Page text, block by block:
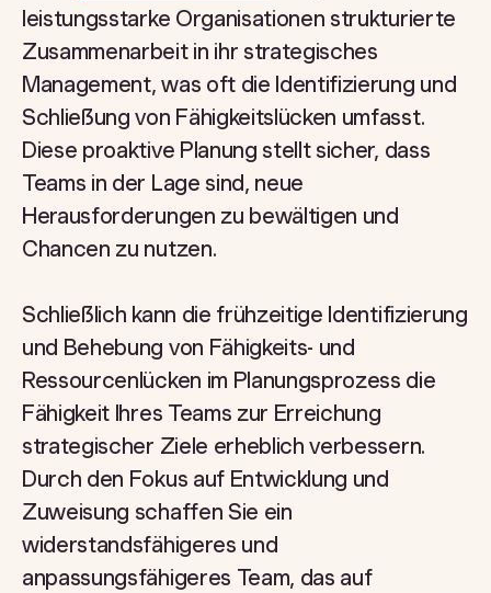
leistungsstarke Organisationen strukturierte
Zusammenarbeit in ihr strategisches
Management, was oft die Identifizierung und
Schließung von Fähigkeitslücken umfasst.
Diese proaktive Planung stellt sicher, dass
Teams in der Lage sind, neue
Herausforderungen zu bewältigen und
Chancen zu nutzen.
Schließlich kann die frühzeitige Identifizierung
und Behebung von Fähigkeits- und
Ressourcenlücken im Planungsprozess die
Fähigkeit Ihres Teams zur Erreichung
strategischer Ziele erheblich verbessern.
Durch den Fokus auf Entwicklung und
Zuweisung schaffen Sie ein
widerstandsfähigeres und
anpassungsfähigeres Team, das auf